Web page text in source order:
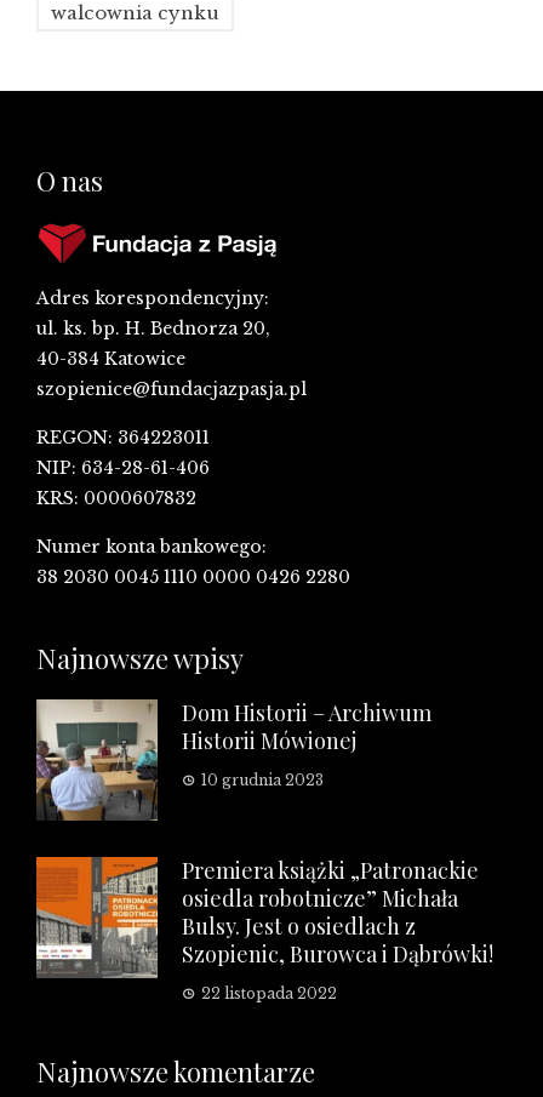
walcownia cynku
O nas
Adres korespondencyjny:
ul. ks. bp. H. Bednorza 20,
40-384 Katowice
szopienice@fundacjazpasja.pl
REGON: 364223011
NIP: 634-28-61-406
KRS: 0000607832
Numer konta bankowego:
38 2030 0045 1110 0000 0426 2280
Najnowsze wpisy
Dom Historii – Archiwum
Historii Mówionej
10 grudnia 2023
Premiera książki „Patronackie
osiedla robotnicze” Michała
Bulsy. Jest o osiedlach z
Szopienic, Burowca i Dąbrówki!
22 listopada 2022
Najnowsze komentarze